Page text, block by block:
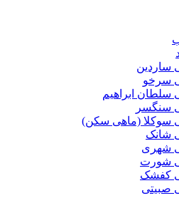
ساردین
سرخو
سلطان ابراهیم
سنگسر
سوکلا (ماهی سکن)
شانک
شهری
شورت
کفشک
صبیتی